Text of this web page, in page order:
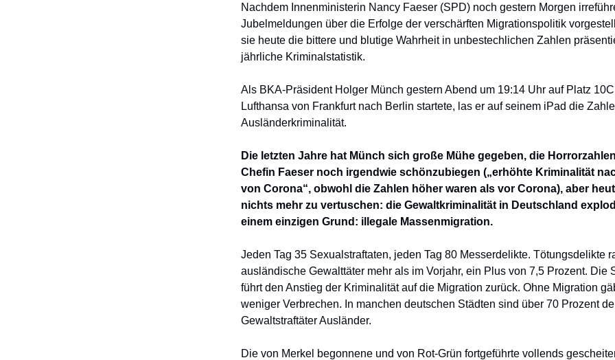
Nachdem Innenministerin Nancy Faeser (SPD) noch gestern Morgen
Jubelmeldungen über die Erfolge der verschärften Migrationspolitik
sie heute die bittere und blutige Wahrheit in unbestechlichen Zahlen
jährliche Kriminalstatistik.
Als BKA-Präsident Holger Münch gestern Abend um 19:14 Uhr auf Platz
Lufthansa von Frankfurt nach Berlin startete, las er auf seinem iPad die
Ausländerkriminalität.
Die letzten Jahre hat Münch sich große Mühe gegeben, die
Chefin Faeser noch irgendwie schönzubiegen („erhöhte Kriminalität
von Corona“, obwohl die Zahlen höher waren als vor Corona), aber
nichts mehr zu vertuschen: die Gewaltkriminalität in Deutschland
einem einzigen Grund: illegale Massenmigration.
Jeden Tag 35 Sexualstraftaten, jeden Tag 80 Messerdelikte. Tötungsdelikte
ausländische Gewalttäter mehr als im Vorjahr, ein Plus von 7,5 Prozent. Die
führt den Anstieg der Kriminalität auf die Migration zurück. Ohne Migration
weniger Verbrechen. In manchen deutschen Städten sind über 70 Prozent
Gewaltstraftäter Ausländer.
Die von Merkel begonnene und von Rot-Grün fortgeführte vollends